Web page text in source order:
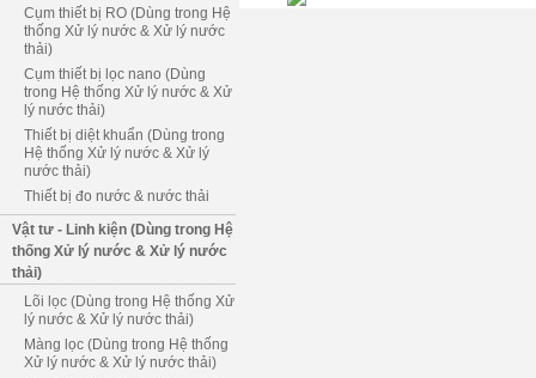
Cụm thiết bị RO (Dùng trong Hệ
thống Xử lý nước & Xử lý nước
thải)
Cụm thiết bị lọc nano (Dùng
trong Hệ thống Xử lý nước & Xử
lý nước thải)
Thiết bị diệt khuẩn (Dùng trong
Hệ thống Xử lý nước & Xử lý
nước thải)
Thiết bị đo nước & nước thải
Vật tư - Linh kiện (Dùng trong Hệ
thống Xử lý nước & Xử lý nước
thải)
Lõi lọc (Dùng trong Hệ thống Xử
lý nước & Xử lý nước thải)
Màng lọc (Dùng trong Hệ thống
Xử lý nước & Xử lý nước thải)